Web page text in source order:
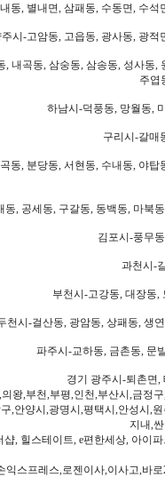
동, 별내면, 삼패동, 수동면, 수
주시-고암동, 고읍동, 광사동, 광
내곡동, 삼숭동, 삼송동, 성사
주엽
하남시-덕풍동, 망월동,
구리시-갈매
동, 분당동, 서현동, 수내동, 야
, 공세동, 구갈동, 동백동, 마북
김포시-풍무
과천시-
부천시-고강동, 대장동,
천시-걸산동, 광암동, 상패동, 생
파주시-교하동, 금촌동, 문
경기 광주시-퇴촌면,
왕,부천,부평,인천,부산시,금
,안양시,광명시,평택시,안성시,
지내,
, 힐스테이트, e편한세상, 아이
스프레스,로젠이사,이사고,바